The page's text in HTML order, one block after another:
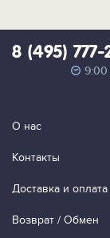
8 (495)
9:00
О нас
Контакты
Доставка и оплата
Возврат / Обмен